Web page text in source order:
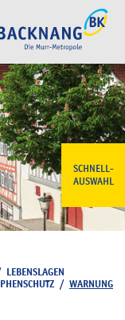
SCHNELL-
AUSWAHL
LEBENSLAGEN
/ WARNUNG